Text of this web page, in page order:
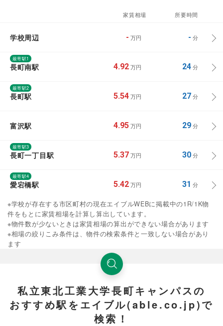
家賃相場 所要時間
学校周辺 - 万円 - 分
最寄駅1
長町南駅 4.92 万円 24分
最寄駅2
長町駅 5.54 万円 27分
富沢駅 4.95 万円 29分
最寄駅3
長町一丁目駅 5.37 万円 30分
最寄駅4
愛宕橋駅 5.42 万円 31 分
※学校が存在する市区町村の現在エイブルWEBに掲載中の1R/1K物
件をもとに家賃相場を計算し算出しています。
※物件数が少ないときは家賃相場の算出ができない場合があります
※相場の絞りこみ条件は、物件の検索条件と一致しない場合があり
ます
私立東北工業大学長町キャンパスの
おすすめ駅をエイブル(able.co.jp)で
検索！